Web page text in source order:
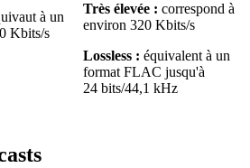
à un
Kbits/s
Très élevée : correspond à
environ 320 Kbits/s
Lossless : équivalent à un
format FLAC jusqu'à
24 bits/44,1 kHz